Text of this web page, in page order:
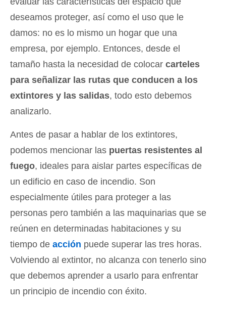
deseamos proteger, así como el uso que le
damos: no es lo mismo un hogar que una
empresa, por ejemplo. Entonces, desde el
tamaño hasta la necesidad de colocar carteles
para señalizar las rutas que conducen a los
extintores y las salidas, todo esto debemos
analizarlo.
Antes de pasar a hablar de los extintores,
podemos mencionar las puertas resistentes al
fuego, ideales para aislar partes específicas de
un edificio en caso de incendio. Son
especialmente útiles para proteger a las
personas pero también a las maquinarias que se
reúnen en determinadas habitaciones y su
tiempo de acción puede superar las tres horas.
Volviendo al extintor, no alcanza con tenerlo sino
que debemos aprender a usarlo para enfrentar
un principio de incendio con éxito.